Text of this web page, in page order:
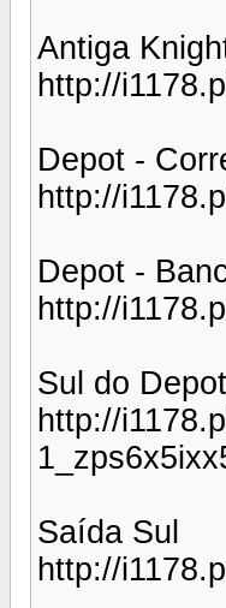
Antiga
http://
Depot -
http://
Depot -
http://
Sul do Depot
http://
Saída Sul
http://